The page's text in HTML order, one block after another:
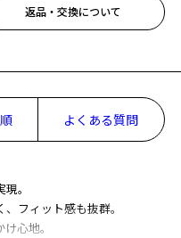
返品・交換について
よくある質問
。
フィット感も抜群。
心地。